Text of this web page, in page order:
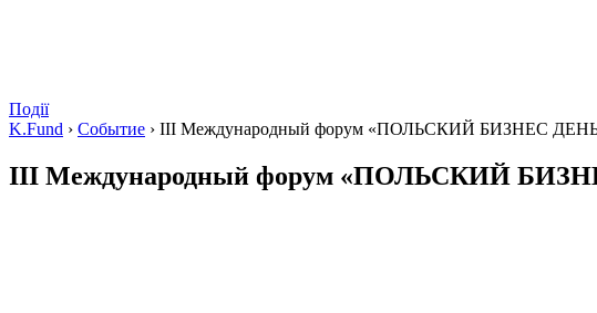
Події
K.Fund › Событие › III Международный форум «ПОЛЬСКИЙ БИЗНЕС
III Международный форум «ПОЛЬСКИЙ